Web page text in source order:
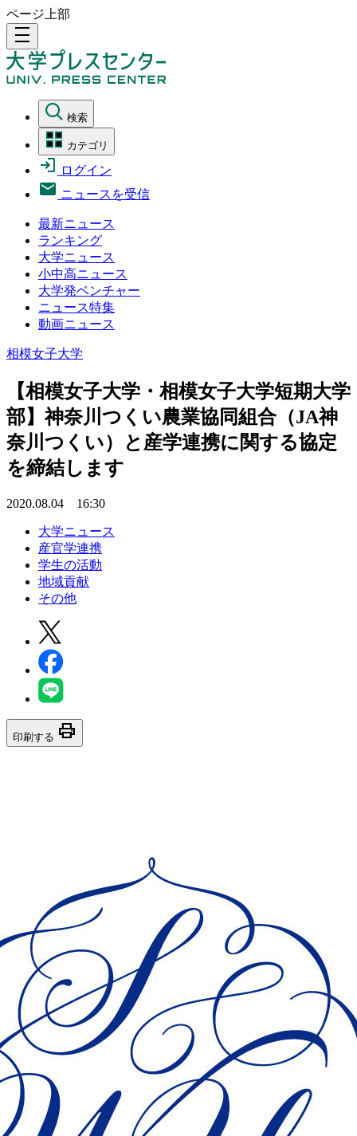
ページ上部
density_medium
検索
カテゴリ
ログイン
ニュースを受信
最新ニュース
ランキング
大学ニュース
小中高ニュース
大学発ベンチャー
ニュース特集
動画ニュース
相模女子大学
【相模女子大学・相模女子大学短期大学
部】神奈川つくい農業協同組合（JA神
奈川つくい）と産学連携に関する協定
を締結します
2020.08.04 16:30
大学ニュース
産官学連携
学生の活動
地域貢献
その他
印刷する print